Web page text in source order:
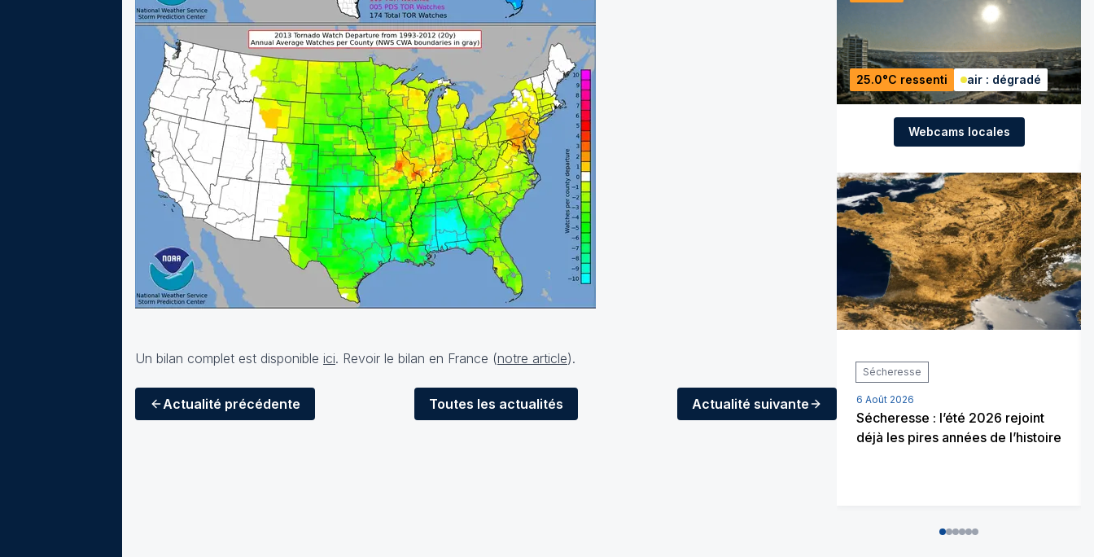
Un bilan complet est disponible ici. Revoir le bilan en France (notre article).
Actualité précédente Toutes les actualités Actualité suivante
25.0°C ressenti air : dégradé
Webcams locales
Sécheresse
6 Août 2026
Sécheresse : l’été 2026 rejoint
déjà les pires années de l’histoire
012345